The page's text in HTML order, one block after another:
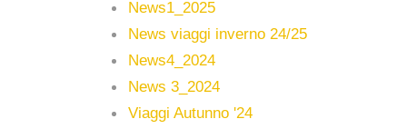
News1_2025
News viaggi inverno 24/25
News4_2024
News 3_2024
Viaggi Autunno '24